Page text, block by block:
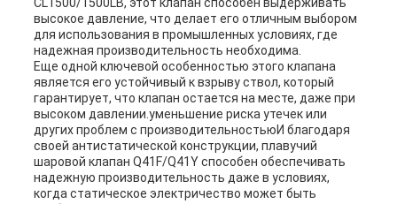
CL1500/1500LB, этот клапан способен выдерживать
высокое давление, что делает его отличным выбором
для использования в промышленных условиях, где
надежная производительность необходима.
Еще одной ключевой особенностью этого клапана
является его устойчивый к взрыву ствол, который
гарантирует, что клапан остается на месте, даже при
высоком давлении.уменьшение риска утечек или
других проблем с производительностьюИ благодаря
своей антистатической конструкции, плавучий
шаровой клапан Q41F/Q41Y способен обеспечивать
надежную производительность даже в условиях,
когда статическое электричество может быть